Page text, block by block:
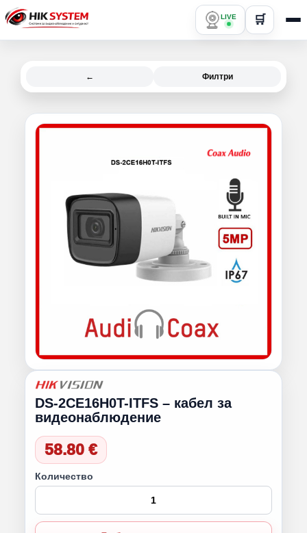
LIVE 🛒
← Филтри
DS-2CE16H0T-ITFS – кабел за
видеонаблюдение
58.80 €
Количество